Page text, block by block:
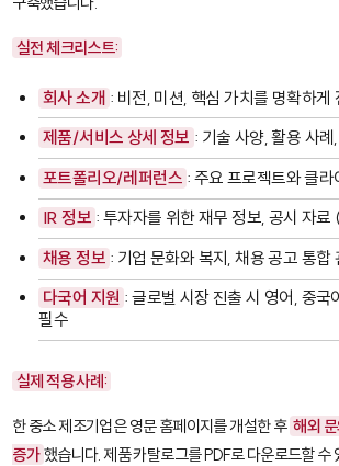
실전 체크리스트:
회사 소개 : 비전, 미션, 핵심 가치를 명확하게
제품/서비스 상세 정보 : 기술 사양, 활용 사
포트폴리오/레퍼런스 : 주요 프로젝트와 클라
IR 정보 : 투자자를 위한 재무 정보, 공시 자료
채용 정보 : 기업 문화와 복지, 채용 공고 통합
다국어 지원 : 글로벌 시장 진출 시 영어, 중국
필수
실제 적용 사례:
한 중소 제조기업은 영문 홈페이지를 개설한 후 해외
증가 했습니다. 제품 카탈로그를 PDF로 다운로드할 수